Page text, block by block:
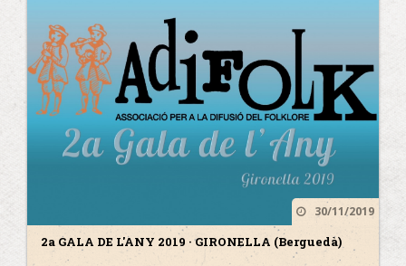
30/11/2019
2a GALA DE L'ANY 2019 · GIRONELLA (Berguedà)